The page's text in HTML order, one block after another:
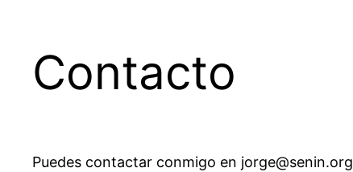
Contacto
Puedes contactar conmigo en jorge@senin.org